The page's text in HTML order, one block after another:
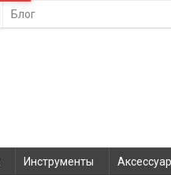
Блог
Инструменты